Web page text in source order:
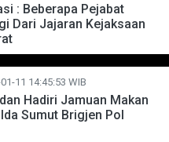
: Beberapa Pejabat
Dari Jajaran Kejaksaan
11 14:45:53 WIB
Hadiri Jamuan Makan
Sumut Brigjen Pol